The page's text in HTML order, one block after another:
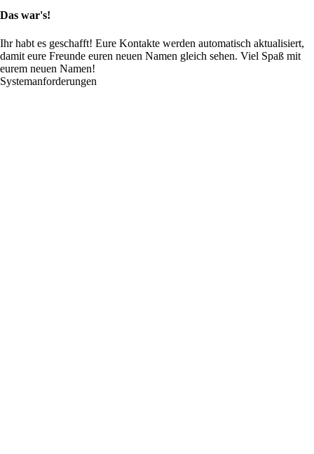
Das war's!
Ihr habt es geschafft! Eure Kontakte werden automatisch aktualisiert,
damit eure Freunde euren neuen Namen gleich sehen. Viel Spaß mit
eurem neuen Namen!
Systemanforderungen